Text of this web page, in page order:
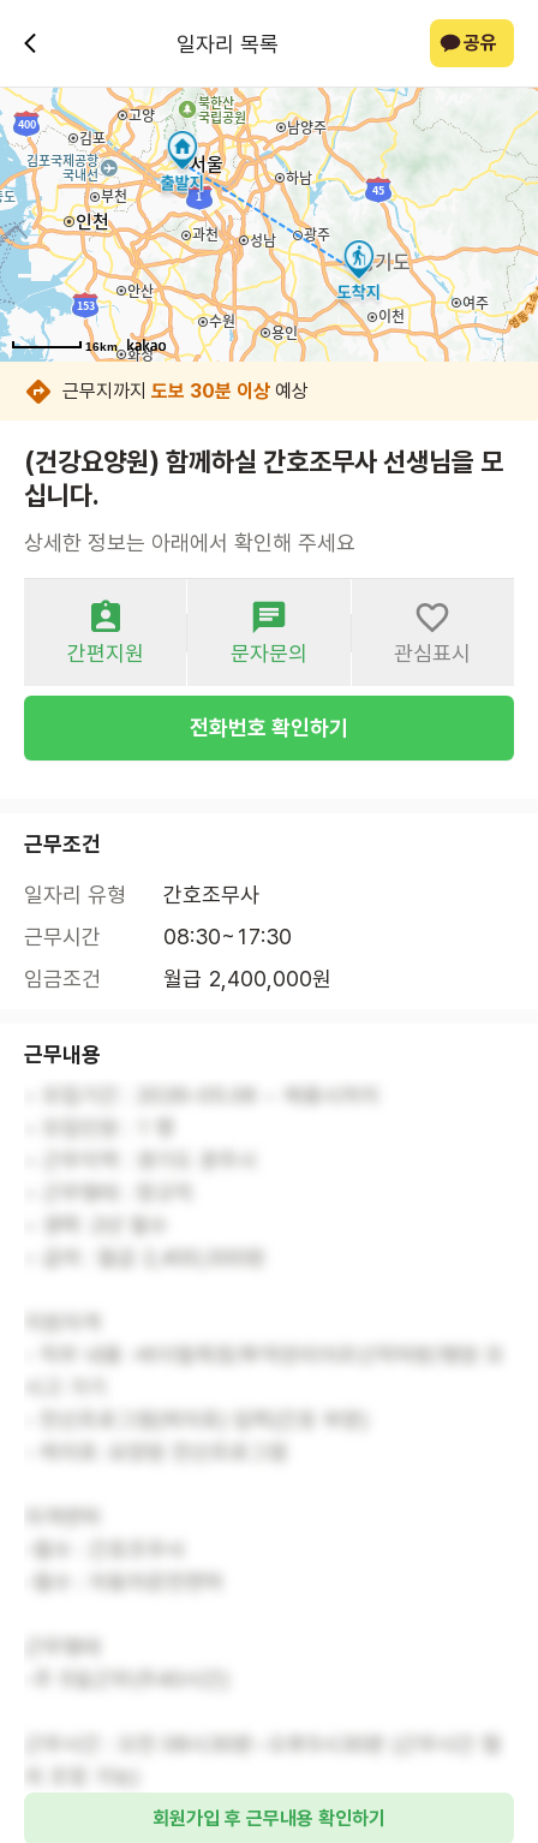
일자리 목록 공유
16km
16km
16km
16km
16km
16km
16km
16km
근무지까지 도보 30분 이상 예상
(건강요양원) 함께하실 간호조무사 선생님을 모
십니다.
상세한 정보는 아래에서 확인해 주세요
간편지원 문자문의 관심표시
전화번호 확인하기
근무조건
일자리 유형
간호조무사
근무시간
08:30~17:30
임금조건
월급 2,400,000원
근무내용
회원가입 후 근무내용 확인하기